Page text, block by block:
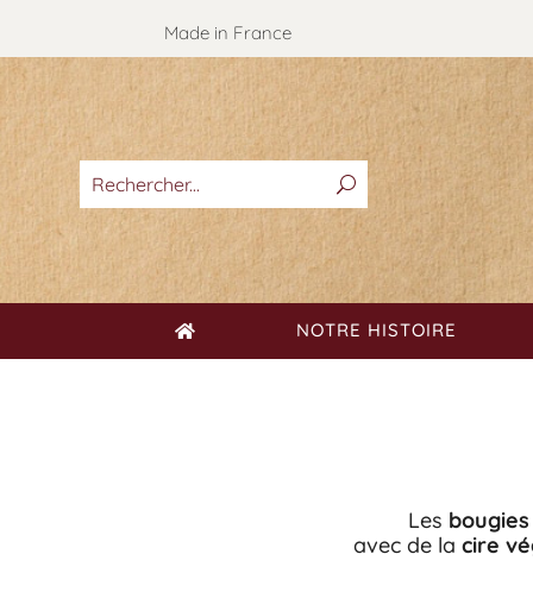
Made in France
NOTRE HISTOIRE
Les
avec de la cire